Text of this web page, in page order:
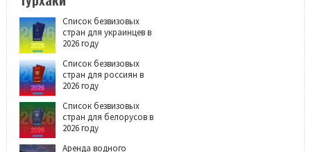
Список безвизовых
стран для украинцев в
2026 году
Список безвизовых
стран для россиян в
2026 году
Список безвизовых
стран для белорусов в
2026 году
Аренда водного